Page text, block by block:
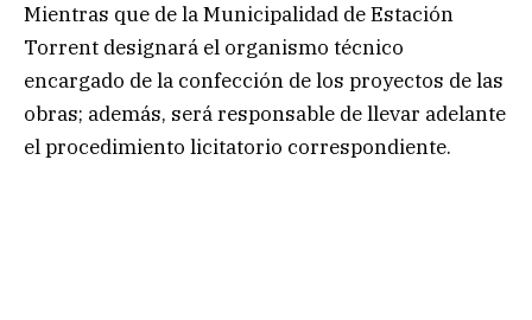
Mientras que de la Municipalidad de Estación
Torrent designará el organismo técnico
encargado de la confección de los proyectos de las
obras; además, será responsable de llevar adelante
el procedimiento licitatorio correspondiente.